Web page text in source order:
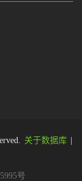
关于数据库
号